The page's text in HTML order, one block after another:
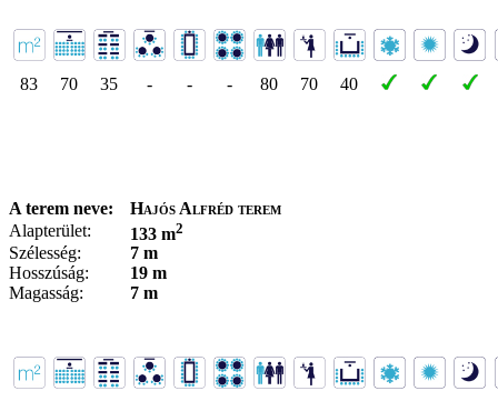
83 70 35 - - - 80 70 40
A terem neve:
Hajós Alfréd terem
Alapterület:
133 m2
Szélesség:
7 m
Hosszúság:
19 m
Magasság:
7 m